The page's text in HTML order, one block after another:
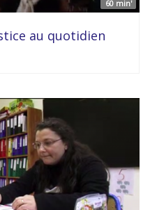
60 min'
au quotidien